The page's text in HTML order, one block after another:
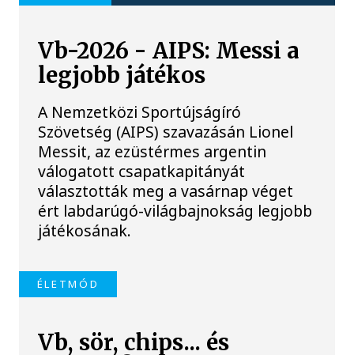
Vb-2026 - AIPS: Messi a
legjobb játékos
A Nemzetközi Sportújságíró
Szövetség (AIPS) szavazásán Lionel
Messit, az ezüstérmes argentin
válogatott csapatkapitányát
választották meg a vasárnap véget
ért labdarúgó-világbajnokság legjobb
játékosának.
ÉLETMÓD
Vb, sör, chips... és